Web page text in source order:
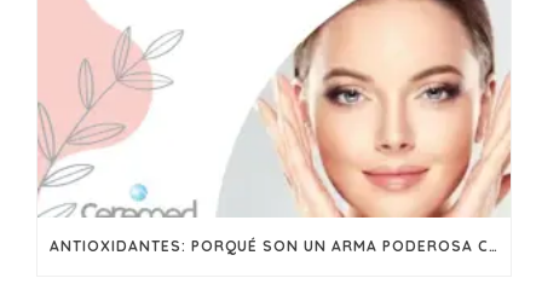
ANTIOXIDANTES: PORQUÉ SON UN ARMA PODEROSA CONTRA EL ENVEJECIMIENTO